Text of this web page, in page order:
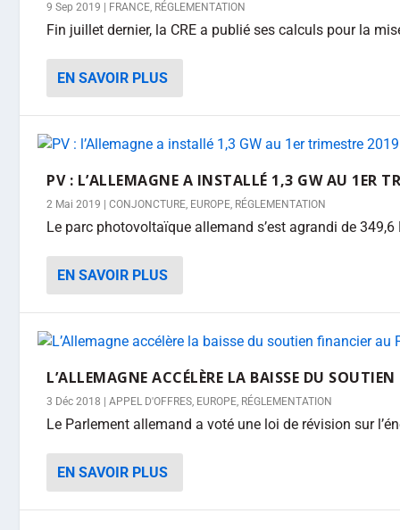
9 Sep 2019 FRANCE, RÉGLEMENTATION
Fin juillet dernier, la CRE a publié ses calculs pour la
EN SAVOIR PLUS
PV : L’ALLEMAGNE A INSTALLÉ 1,3 GW AU 1ER
2 Mai 2019 |CONJONCTURE, EUROPE, RÉGLEMENTATION
Le parc photovoltaïque allemand s’est agrandi de
EN SAVOIR PLUS
L’ALLEMAGNE ACCÉLÈRE LA BAISSE DU
3 Déc 2018 |APPEL D'OFFRES, EUROPE, RÉGLEMENTATION
Le Parlement allemand a voté une loi de révision sur
EN SAVOIR PLUS